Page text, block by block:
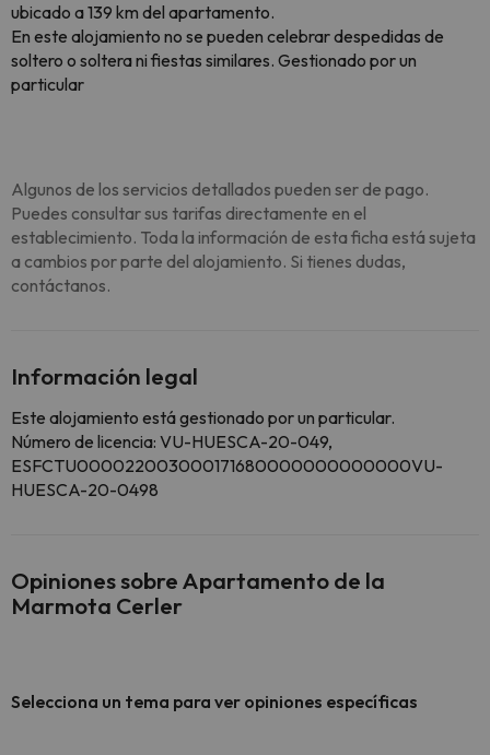
ubicado a 139 km del apartamento.
En este alojamiento no se pueden celebrar despedidas de
soltero o soltera ni fiestas similares. Gestionado por un
particular
Algunos de los servicios detallados pueden ser de pago.
Puedes consultar sus tarifas directamente en el
establecimiento. Toda la información de esta ficha está sujeta
a cambios por parte del alojamiento. Si tienes dudas,
contáctanos.
Información legal
Este alojamiento está gestionado por un particular.
Número de licencia: VU-HUESCA-20-049,
ESFCTU000022003000171680000000000000VU-
HUESCA-20-0498
Opiniones sobre Apartamento de la
Marmota Cerler
Selecciona un tema para ver opiniones específicas